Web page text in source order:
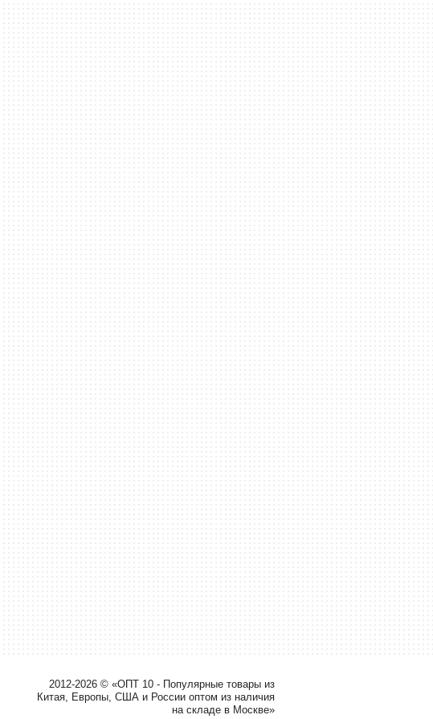
2012-2026 © «ОПТ 10 - Популярные товары из
Китая, Европы, США и России оптом из наличия
на складе в Москве»